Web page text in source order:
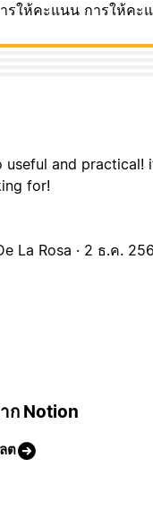
รให้คะแนน การให้คะ
useful and practical!
for!
La Rosa · 2 ธ.ค.
ก Notion
ต